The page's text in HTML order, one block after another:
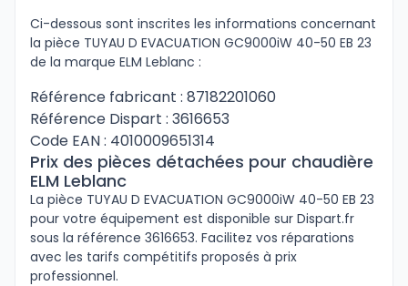
Ci-dessous sont inscrites les informations concernant
la pièce TUYAU D EVACUATION GC9000iW 40-50 EB 23
de la marque ELM Leblanc :
Référence fabricant : 87182201060
Référence Dispart : 3616653
Code EAN : 4010009651314
Prix des pièces détachées pour chaudière
ELM Leblanc
La pièce TUYAU D EVACUATION GC9000iW 40-50 EB 23
pour votre équipement est disponible sur Dispart.fr
sous la référence 3616653. Facilitez vos réparations
avec les tarifs compétitifs proposés à prix
professionnel.